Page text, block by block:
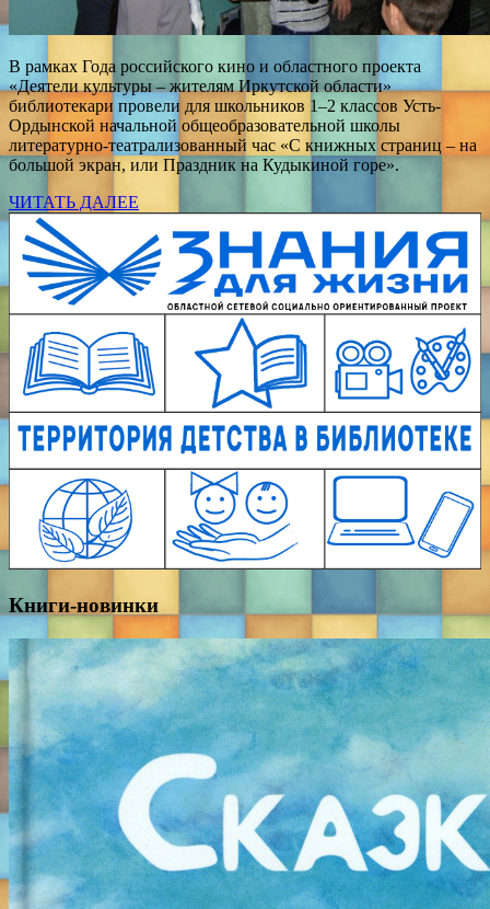
В рамках Года российского кино и областного проекта
«Деятели культуры – жителям Иркутской области»
библиотекари провели для школьников 1–2 классов Усть-
Ордынской начальной общеобразовательной школы
литературно-театрализованный час «С книжных страниц – на
большой экран, или Праздник на Кудыкиной горе».
ЧИТАТЬ ДАЛЕЕ
Книги-новинки